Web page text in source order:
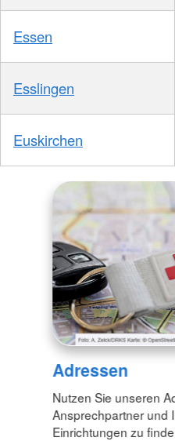
Essen
Esslingen
Euskirchen
Adressen
Nutzen Sie unseren
Ansprechpartner und
Einrichtungen zu